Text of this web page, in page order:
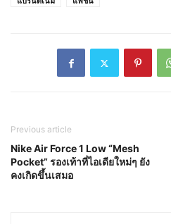
Previous article
Nike Air Force 1 Low “Mesh
Pocket” รองเท้าที่ไอเดียใหม่ๆ ยัง
คงเกิดขึ้นเสมอ